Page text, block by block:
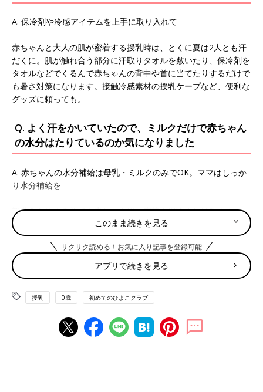
A. 保冷剤や冷感アイテムを上手に取り入れて
赤ちゃんと大人の肌が密着する授乳時は、とくに夏は2人とも汗
だくに。肌が触れ合う部分に汗取りタオルを敷いたり、保冷剤を
タオルなどでくるんで赤ちゃんの背中や首に当てたりするだけで
も暑さ対策になります。接触冷感素材の授乳ケープなど、便利な
グッズに頼っても。
Q. よく汗をかいていたので、ミルクだけで赤ちゃん
の水分はたりているのか気になりました
A. 赤ちゃんの水分補給は母乳・ミルクのみでOK。ママはしっか
り水分補給を
離乳食を始める前でも赤ちゃん用の麦茶や湯冷ましは飲めます
が、まだ母乳・ミルクからすべての栄養をとる時期。麦茶などを
飲みすぎて母乳・ミルクの量が減ることを防ぐため、基本的には
水分補給は母乳・ミルクのみでOKです。一方で、とくに母乳育
児中のママは、体の水分が失われがち。水分不足は、母乳の出に
も影響します。授乳のたびにコップ1杯分の水分（約200mL）を
とることを意識して。
Q. 暑い日に人肌の温かいミルクを飲ませたら赤ちゃ
んがのぼせたりしないか不安でした
このまま続きを見る
サクサク読める！お気に入り記事を登録可能
アプリで続きを見る
授乳 0歳 初めてのひよこクラブ